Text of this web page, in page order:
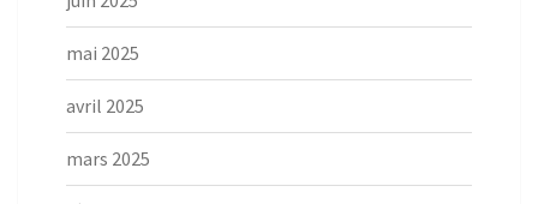
mai 2025
avril 2025
mars 2025